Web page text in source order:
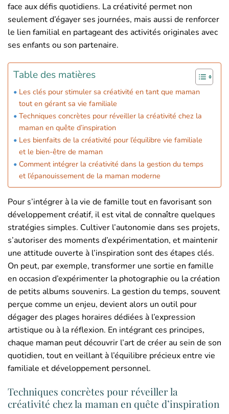
face aux défis quotidiens. La créativité permet non
seulement d’égayer ses journées, mais aussi de renforcer
le lien familial en partageant des activités originales avec
ses enfants ou son partenaire.
Table des matières
Les clés pour stimuler sa créativité en tant que maman
tout en gérant sa vie familiale
Techniques concrètes pour réveiller la créativité chez la
maman en quête d’inspiration
Les bienfaits de la créativité pour l’équilibre vie familiale
et le bien-être de maman
Comment intégrer la créativité dans la gestion du temps
et l’épanouissement de la maman moderne
Pour s’intégrer à la vie de famille tout en favorisant son
développement créatif, il est vital de connaître quelques
stratégies simples. Cultiver l’autonomie dans ses projets,
s’autoriser des moments d’expérimentation, et maintenir
une attitude ouverte à l’inspiration sont des étapes clés.
On peut, par exemple, transformer une sortie en famille
en occasion d’expérimenter la photographie ou la création
de petits albums souvenirs. La gestion du temps, souvent
perçue comme un enjeu, devient alors un outil pour
dégager des plages horaires dédiées à l’expression
artistique ou à la réflexion. En intégrant ces principes,
chaque maman peut découvrir l’art de créer au sein de son
quotidien, tout en veillant à l’équilibre précieux entre vie
familiale et développement personnel.
Techniques concrètes pour réveiller la
créativité chez la maman en quête d’inspiration